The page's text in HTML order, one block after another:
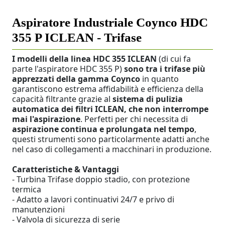
Aspiratore Industriale Coynco HDC
355 P ICLEAN - Trifase
I modelli della linea HDC 355 ICLEAN (di cui fa
parte l'aspiratore HDC 355 P)sono tra i trifase più
apprezzati della gamma Coynco in quanto
garantiscono estrema affidabilità e efficienza della
capacità filtrante grazie al sistema di pulizia
automatica dei filtri ICLEAN, che non interrompe
mai l'aspirazione. Perfetti per chi necessita di
aspirazione continua e prolungata nel tempo,
questi strumenti sono particolarmente adatti anche
nel caso di collegamenti a macchinari in produzione.
Caratteristiche & Vantaggi
- Turbina Trifase doppio stadio, con protezione
termica
- Adatto a lavori continuativi 24/7 e privo di
manutenzioni
- Valvola di sicurezza di serie